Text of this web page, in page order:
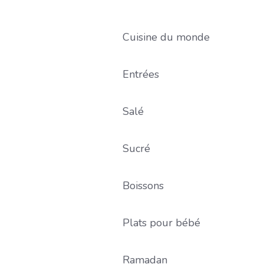
Cuisine du monde
Entrées
Salé
Sucré
Boissons
Plats pour bébé
Ramadan